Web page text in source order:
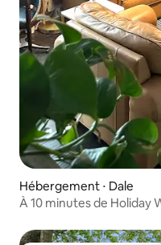
Hébergement ⋅ Dale